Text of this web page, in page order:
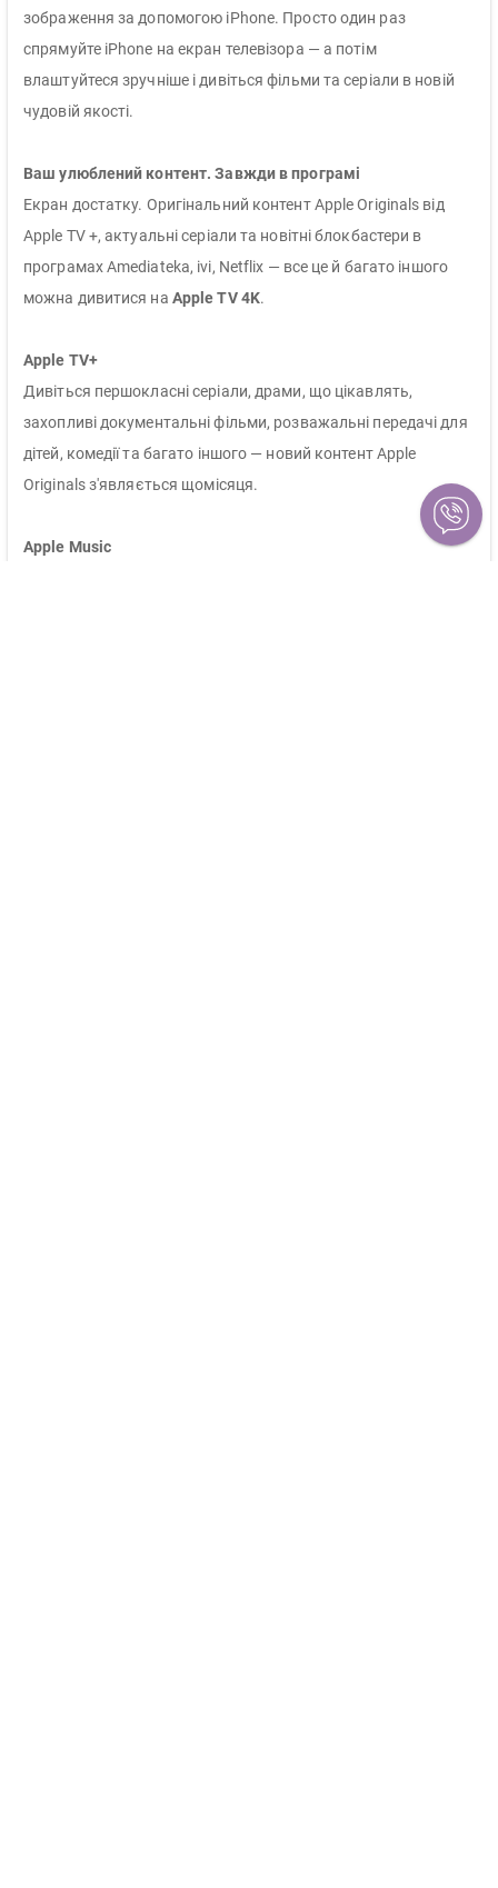
зображення за допомогою iPhone. Просто один раз
спрямуйте iPhone на екран телевізора — а потім
влаштуйтеся зручніше і дивіться фільми та серіали в новій
чудовій якості.
Ваш улюблений контент. Завжди в програмі
Екран достатку. Оригінальний контент Apple Originals від
Apple TV +, актуальні серіали та новітні блокбастери в
програмах Amediateka, ivi, Netflix — все це й багато іншого
можна дивитися на Apple TV 4K.
Apple TV+
Дивіться першокласні серіали, драми, що цікавлять,
захопливі документальні фільми, розважальні передачі для
дітей, комедії та багато іншого — новий контент Apple
Originals з'являється щомісяця.
Apple Music